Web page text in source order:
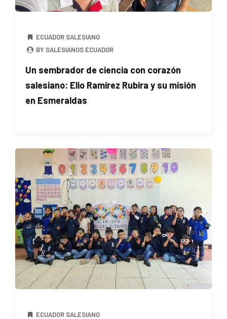
ECUADOR SALESIANO
BY SALESIANOS ECUADOR
Un sembrador de ciencia con corazón
salesiano: Elio Ramírez Rubira y su misión
en Esmeraldas
ECUADOR SALESIANO